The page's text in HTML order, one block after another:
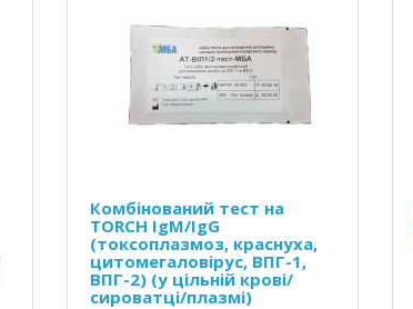
Комбінований тест на
TORCH IgM/IgG
(токсоплазмоз, краснуха,
цитомегаловірус, ВПГ-1,
ВПГ-2) (у цільній крові/
сироватці/плазмі)